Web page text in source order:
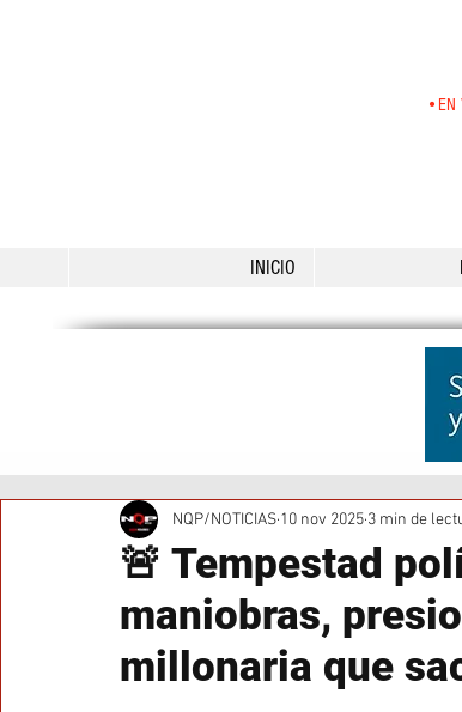
•EN
INICIO
🚨 Tempestad
maniobras,
millonaria que
NQP/NOTICIAS 10 nov 2025 3 min de